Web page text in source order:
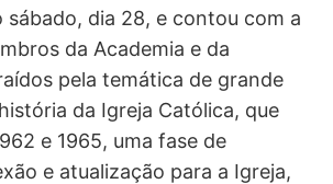
sábado, dia 28, e contou com a
da Academia e da
pela temática de grande
da Igreja Católica, que
e 1965, uma fase de
e atualização para a Igreja,